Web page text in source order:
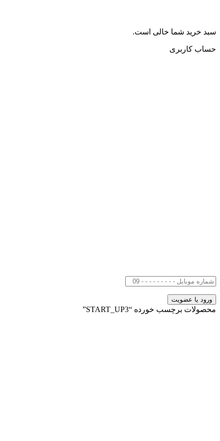
سبد خرید شما خالی است.
حساب کاربری
محصولات برچسب خورده “START_UP3”